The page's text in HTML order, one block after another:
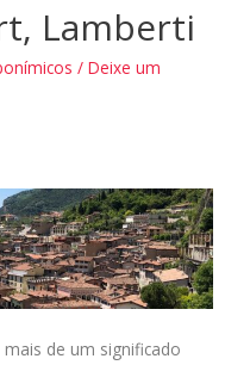
Lamberti
/ Deixe um
de um significado